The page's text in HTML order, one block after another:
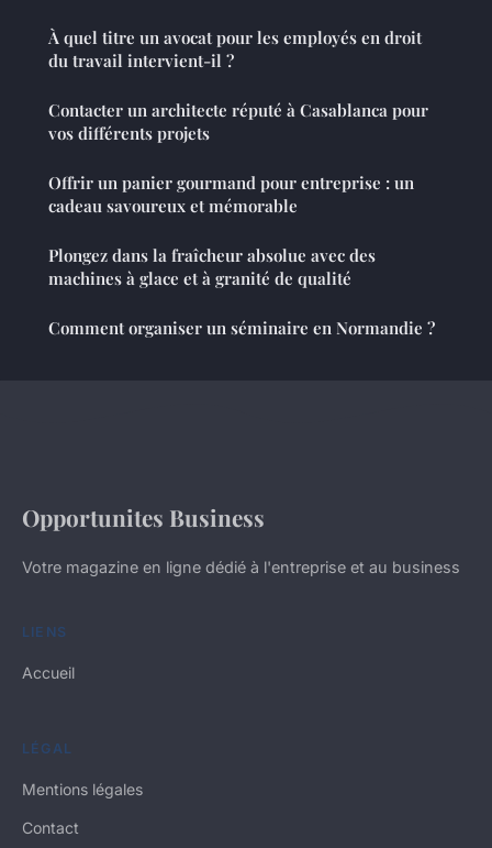
À quel titre un avocat pour les employés en droit
du travail intervient-il ?
Contacter un architecte réputé à Casablanca pour
vos différents projets
Offrir un panier gourmand pour entreprise : un
cadeau savoureux et mémorable
Plongez dans la fraîcheur absolue avec des
machines à glace et à granité de qualité
Comment organiser un séminaire en Normandie ?
Opportunites Business
Votre magazine en ligne dédié à l'entreprise et au business
LIENS
Accueil
LÉGAL
Mentions légales
Contact